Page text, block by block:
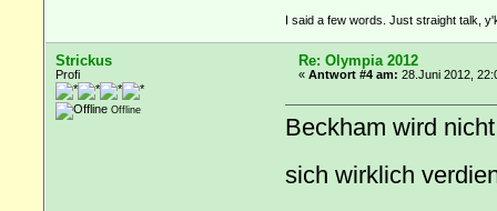
I said a few words. Just straight talk,
Strickus
Profi
Offline
Re: Olympia 2012
«Antwort #4 am: 28.Juni 2012,
Beckham wird
sich wirklich